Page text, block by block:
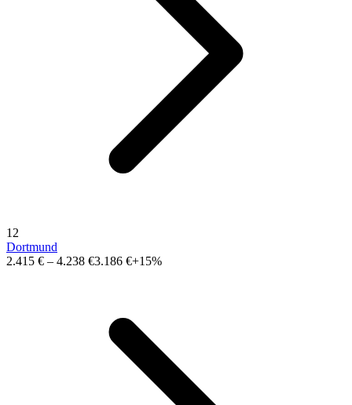
12
Dortmund
2.415 € – 4.238 €3.186 €+15%